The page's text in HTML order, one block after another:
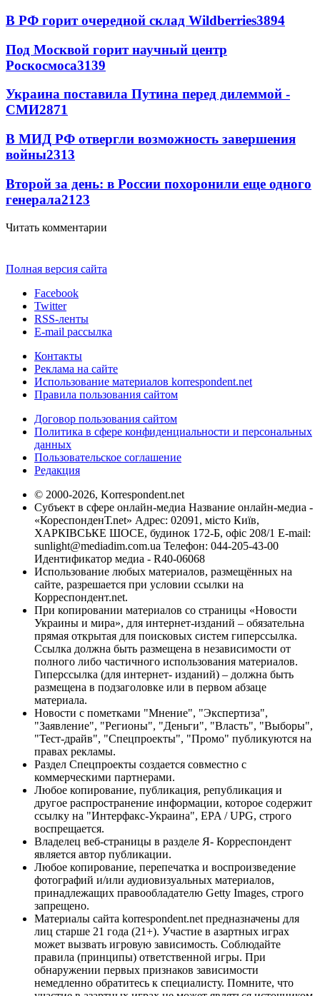
В РФ горит очередной склад Wildberries3894
Под Москвой горит научный центр
Роскосмоса3139
Украина поставила Путина перед дилеммой -
СМИ2871
В МИД РФ отвергли возможность завершения
войны2313
Второй за день: в России похоронили еще одного
генерала2123
Читать комментарии
Полная версия сайта
Facebook
Twitter
RSS-ленты
E-mail рассылка
Контакты
Реклама на сайте
Использование материалов korrespondent.net
Правила пользования сайтом
Договор пользования сайтом
Политика в сфере конфиденциальности и персональных
данных
Пользовательское соглашение
Редакция
© 2000-2026, Korrespondent.net
Субъект в сфере онлайн-медиа Название онлайн-медиа -
«КореспонденТ.net» Адрес: 02091, місто Київ,
ХАРКІВСЬКЕ ШОСЕ, будинок 172-Б, офіс 208/1 E-mail:
sunlight@mediadim.com.ua Телефон: 044-205-43-00
Идентификатор медиа - R40-06068
Использование любых материалов, размещённых на
сайте, разрешается при условии ссылки на
Корреспондент.net.
При копировании материалов со страницы «Новости
Украины и мира», для интернет-изданий – обязательна
прямая открытая для поисковых систем гиперссылка.
Ссылка должна быть размещена в независимости от
полного либо частичного использования материалов.
Гиперссылка (для интернет- изданий) – должна быть
размещена в подзаголовке или в первом абзаце
материала.
Новости с пометками "Мнение", "Экспертиза",
"Заявление", "Регионы", "Деньги", "Власть", "Выборы",
"Тест-драйв", "Спецпроекты", "Промо" публикуются на
правах рекламы.
Раздел Спецпроекты создается совместно с
коммерческими партнерами.
Любое копирование, публикация, републикация и
другое распространение информации, которое содержит
ссылку на "Интерфакс-Украина", EPA / UPG, строго
воспрещается.
Владелец веб-страницы в разделе Я- Корреспондент
является автор публикации.
Любое копирование, перепечатка и воспроизведение
фотографий и/или аудиовизуальных материалов,
принадлежащих правообладателю Getty Images, строго
запрещено.
Материалы сайта korrespondent.net предназначены для
лиц старше 21 года (21+). Участие в азартных играх
может вызвать игровую зависимость. Соблюдайте
правила (принципы) ответственной игры. При
обнаружении первых признаков зависимости
немедленно обратитесь к специалисту. Помните, что